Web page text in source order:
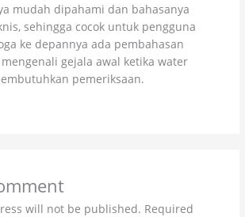
mudah dipahami dan bahasanya
sehingga cocok untuk pengguna
ke depannya ada pembahasan
gejala awal ketika water
pemeriksaan.
will not be published. Required